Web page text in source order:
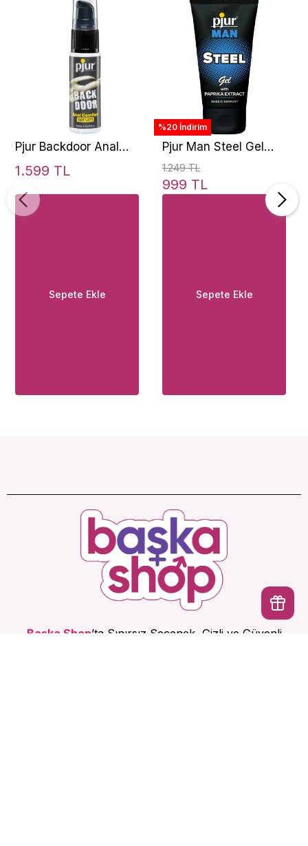
Pjur Backdoor Anal
Comfort Serum 20 ml
1.599 TL
Sepete Ekle
%20 İndirim
Pjur Man Steel Gel
Raprika Extract 50 Ml
Erkeklere Özel Jel
1.249 TL
999 TL
Sepete Ekle
Başka Shop’ta Sınırsız Seçenek, Gizli ve Güvenli